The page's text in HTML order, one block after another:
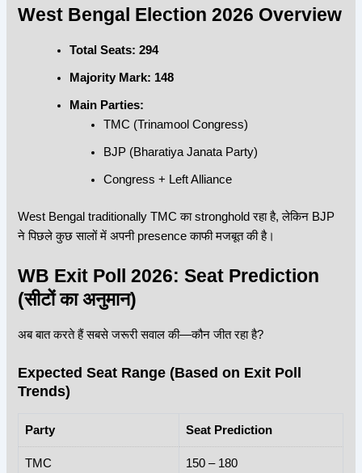
West Bengal Election 2026 Overview
Total Seats: 294
Majority Mark: 148
Main Parties:
TMC (Trinamool Congress)
BJP (Bharatiya Janata Party)
Congress + Left Alliance
West Bengal traditionally TMC का stronghold रहा है, लेकिन BJP
ने पिछले कुछ सालों में अपनी presence काफी मजबूत की है।
WB Exit Poll 2026: Seat Prediction
(सीटों का अनुमान)
अब बात करते हैं सबसे जरूरी सवाल की—कौन जीत रहा है?
Expected Seat Range (Based on Exit Poll
Trends)
Party Seat Prediction
TMC 150 – 180